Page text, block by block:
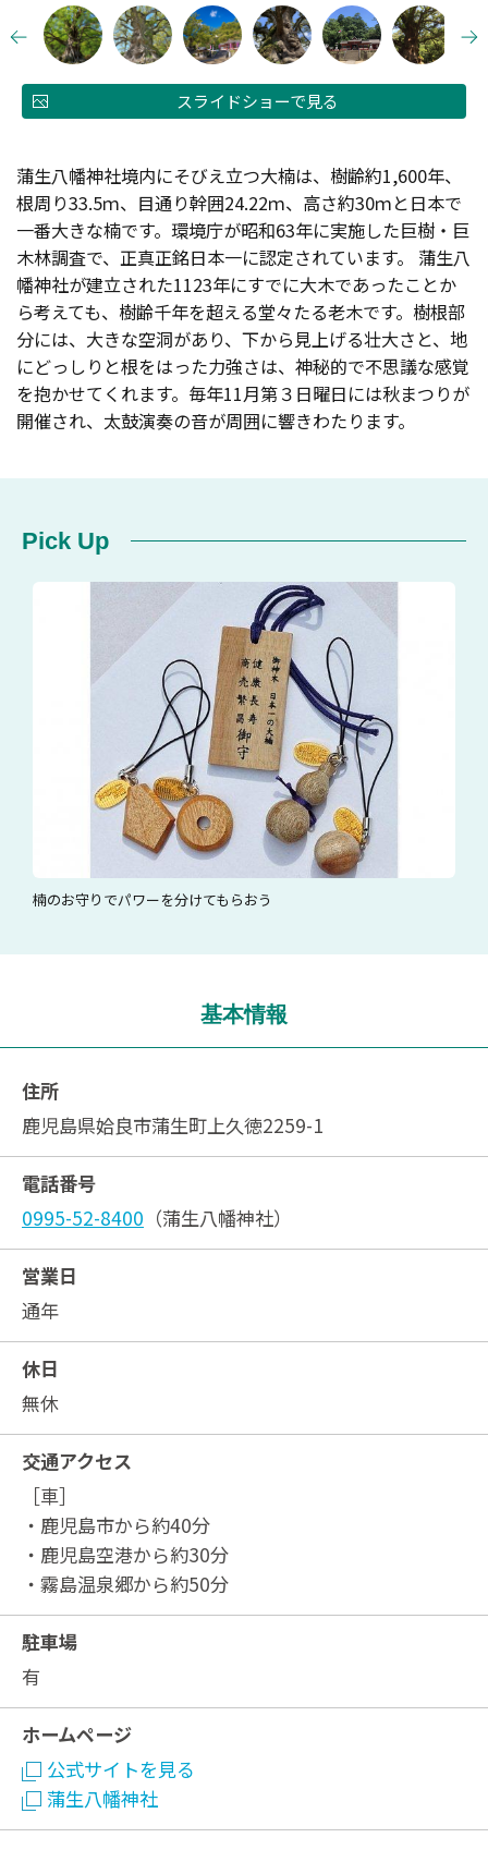
スライドショーで見る
蒲生八幡神社境内にそびえ立つ大楠は、樹齢約1,600年、
根周り33.5ｍ、目通り幹囲24.22ｍ、高さ約30ｍと日本で
一番大きな楠です。環境庁が昭和63年に実施した巨樹・巨
木林調査で、正真正銘日本一に認定されています。 蒲生八
幡神社が建立された1123年にすでに大木であったことか
ら考えても、樹齢千年を超える堂々たる老木です。樹根部
分には、大きな空洞があり、下から見上げる壮大さと、地
にどっしりと根をはった力強さは、神秘的で不思議な感覚
を抱かせてくれます。毎年11月第３日曜日には秋まつりが
開催され、太鼓演奏の音が周囲に響きわたります。
Pick Up
楠のお守りでパワーを分けてもらおう
基本情報
住所
鹿児島県姶良市蒲生町上久徳2259-1
電話番号
0995-52-8400 （蒲生八幡神社）
営業日
通年
休日
無休
交通アクセス
［車］
・鹿児島市から約40分
・鹿児島空港から約30分
・霧島温泉郷から約50分
駐車場
有
ホームページ
公式サイトを見る
蒲生八幡神社